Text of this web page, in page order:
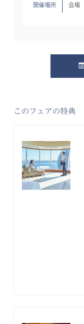
開催場所 会場
このフェアの特典